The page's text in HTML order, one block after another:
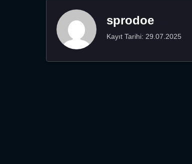
sprodoe
Kayıt Tarihi: 29.07.2025